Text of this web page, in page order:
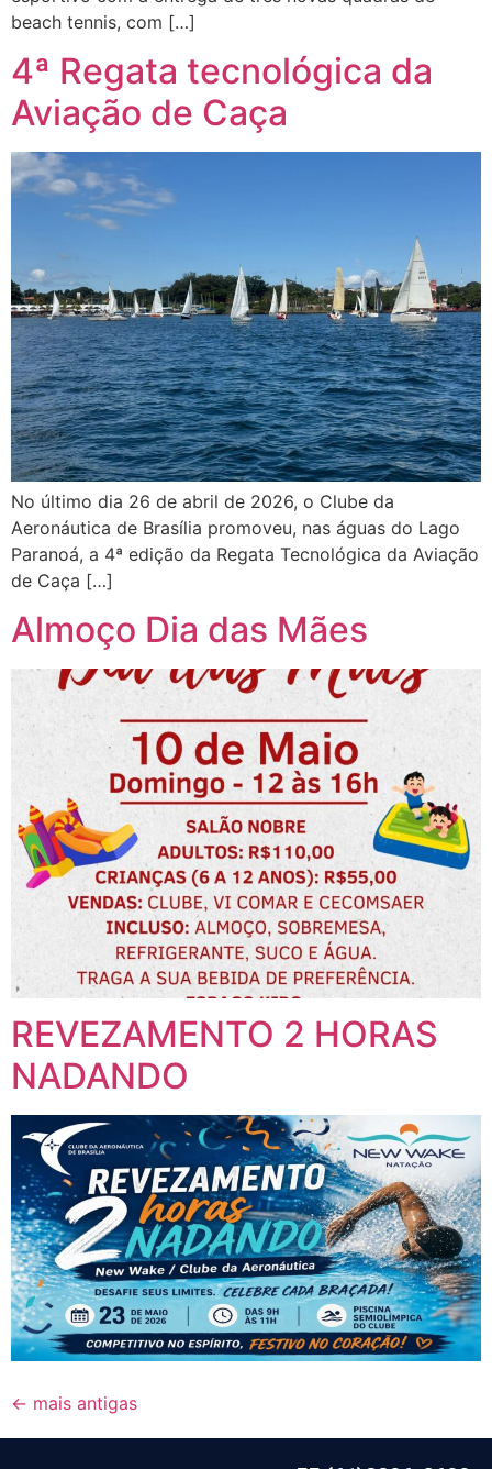
beach tennis, com […]
4ª Regata tecnológica da
Aviação de Caça
No último dia 26 de abril de 2026, o Clube da
Aeronáutica de Brasília promoveu, nas águas do Lago
Paranoá, a 4ª edição da Regata Tecnológica da Aviação
de Caça […]
Almoço Dia das Mães
REVEZAMENTO 2 HORAS
NADANDO
← mais antigas